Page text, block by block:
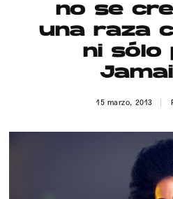
Contacto
Aviso
© 2015-2022 UMOMAG. PROPIEDAD
DERECHOS
no se
una raza
ni sólo
15 marzo, 2013